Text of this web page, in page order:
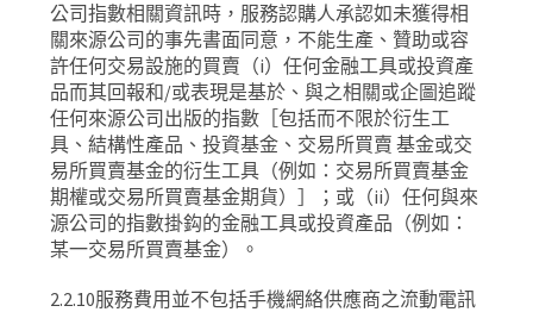
公司指數相關資訊時，服務認購人承認如未獲得相
關來源公司的事先書面同意，不能生產、贊助或容
許任何交易設施的買賣（i）任何金融工具或投資產
品而其回報和/或表現是基於、與之相關或企圖追蹤
任何來源公司出版的指數［包括而不限於衍生工
具、結構性產品、投資基金、交易所買賣 基金或交
易所買賣基金的衍生工具（例如：交易所買賣基金
期權或交易所買賣基金期貨）］；或（ii）任何與來
源公司的指數掛鈎的金融工具或投資產品（例如：
某一交易所買賣基金）。
2.2.10服務費用並不包括手機網絡供應商之流動電訊